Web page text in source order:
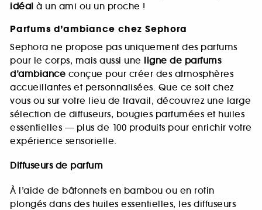
idéal à un ami ou un proche !
Parfums d’ambiance chez Sephora
Sephora ne propose pas uniquement des parfums
pour le corps, mais aussi une ligne de parfums
d’ambiance conçue pour créer des atmosphères
accueillantes et personnalisées. Que ce soit chez
vous ou sur votre lieu de travail, découvrez une large
sélection de diffuseurs, bougies parfumées et huiles
essentielles — plus de 100 produits pour enrichir votre
expérience sensorielle.
Diffuseurs de parfum
À l’aide de bâtonnets en bambou ou en rotin
plongés dans des huiles essentielles, les diffuseurs